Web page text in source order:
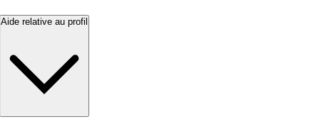
Aide relative au profil